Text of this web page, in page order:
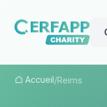
Accueil/Reims